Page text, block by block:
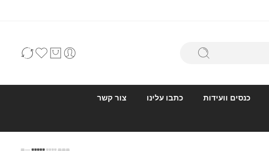
כנסים וועידות כתבו עלינו צור קשר